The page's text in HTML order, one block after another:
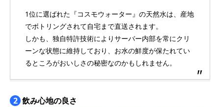
1位に選ばれた『コスモウォーター』の天然水は、産地
でボトリングされて自宅まで直送されます。
しかも、独自特許技術によりサーバー内部を常にクリ
ーンな状態に維持しており、お水の鮮度が保たれてい
るところがおいしさの秘密なのかもしれません。
2 飲み心地の良さ